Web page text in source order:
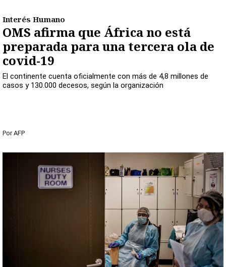
Interés Humano
OMS afirma que África no está
preparada para una tercera ola de
covid-19
El continente cuenta oficialmente con más de 4,8 millones de
casos y 130.000 decesos, según la organización
Por AFP